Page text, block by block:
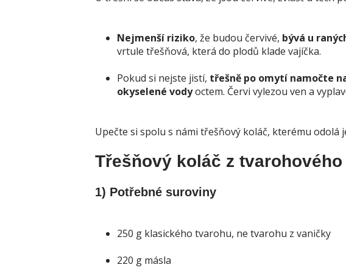
Nejmenší riziko, že budou červivé, bývá u
vrtule třešňová, která do plodů klade vajíčka.
Pokud si nejste jistí, třešně po omytí namočte
okyselené vodyoctem. Červi vylezou ven a
Upečte si spolu s námi třešňový koláč, kterému odolá
Třešňový koláč z
1) Potřebné suroviny
250 g klasického tvarohu, ne tvarohu z vaničky
220 g másla